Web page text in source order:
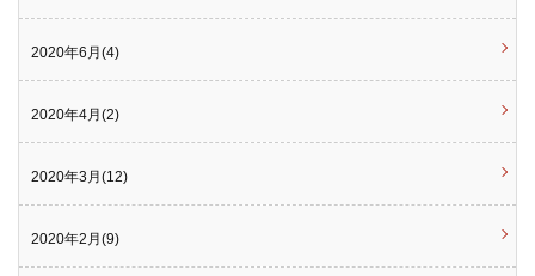
2020年6月(4)
2020年4月(2)
2020年3月(12)
2020年2月(9)